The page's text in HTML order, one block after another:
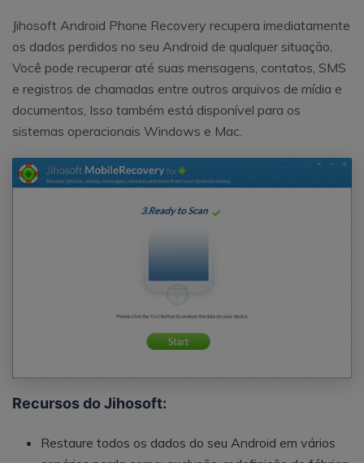
Jihosoft Android Phone Recovery recupera imediatamente
os dados perdidos no seu Android de qualquer situação,
Você pode recuperar até suas mensagens, contatos, SMS
e registros de chamadas entre outros arquivos de mídia e
documentos, Isso também está disponível para os
sistemas operacionais Windows e Mac.
Recursos do Jihosoft:
Restaure todos os dados do seu Android em vários